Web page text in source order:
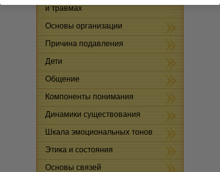
и травмах
Основы организации
Причина подавления
Дети
Общение
Компоненты понимания
Динамики существования
Шкала эмоциональных тонов
Этика и состояния
Основы связей